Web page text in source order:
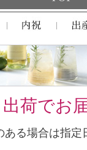
荷でお
る場合は指定